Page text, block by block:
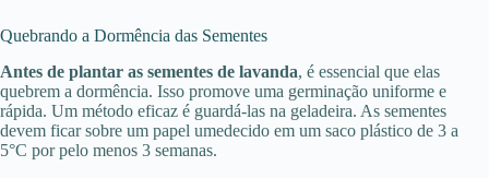
Quebrando a Dormência das Sementes
Antes de plantar as sementes de lavanda, é essencial que elas
quebrem a dormência. Isso promove uma germinação uniforme e
rápida. Um método eficaz é guardá-las na geladeira. As sementes
devem ficar sobre um papel umedecido em um saco plástico de 3 a
5°C por pelo menos 3 semanas.